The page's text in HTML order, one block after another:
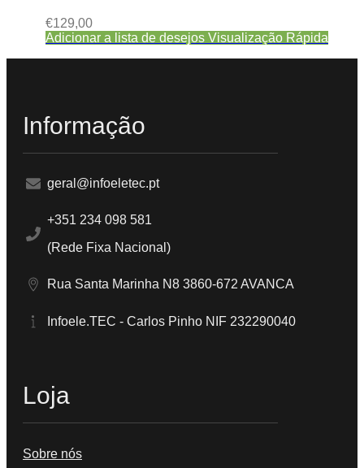
€129,00
Adicionar a lista de desejos Visualização Rápida
Informação
geral@infoeletec.pt
+351 234 098 581
(Rede Fixa Nacional)
Rua Santa Marinha N8 3860-672 AVANCA
Infoele.TEC - Carlos Pinho NIF 232290040
Loja
Sobre nós